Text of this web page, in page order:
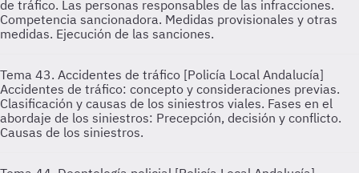
de tráfico. Las personas responsables de las infracciones.
Competencia sancionadora. Medidas provisionales y otras
medidas. Ejecución de las sanciones.
Tema 43. Accidentes de tráfico [Policía Local Andalucía]
Accidentes de tráfico: concepto y consideraciones previas.
Clasificación y causas de los siniestros viales. Fases en el
abordaje de los siniestros: Precepción, decisión y conflicto.
Causas de los siniestros.